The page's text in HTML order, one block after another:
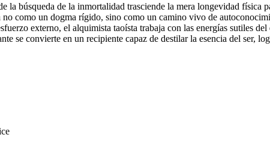
la búsqueda de la inmortalidad trasciende la mera longevidad física
no como un dogma rígido, sino como un camino vivo de
externo, el alquimista taoísta trabaja con las energías sutiles
se convierte en un recipiente capaz de destilar la esencia del ser,